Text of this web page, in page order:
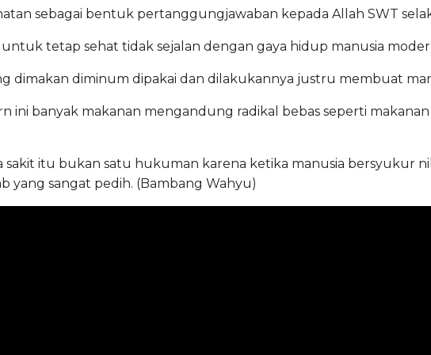
sebagai bentuk pertanggungjawaban kepada Allah SWT
tetap sehat tidak sejalan dengan gaya hidup manusia
dimakan diminum dipakai dan dilakukannya justru membuat
ini banyak makanan mengandung radikal bebas seperti
itu bukan satu hukuman karena ketika manusia bersyukur
yang sangat pedih. (Bambang Wahyu)